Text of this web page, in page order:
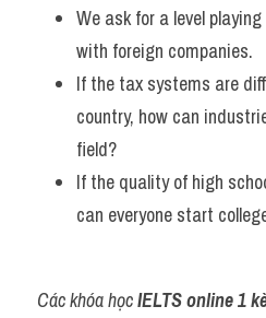
We ask for a level
with foreign companies.
If the tax systems are
country, how can
field?
If the quality of high
can everyone start
Các khóa học IELTS online 1